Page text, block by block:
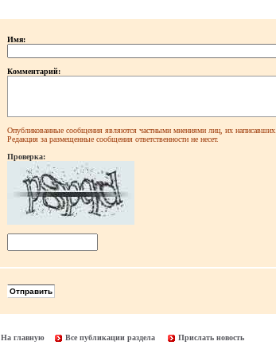
Имя:
Комментарий:
Опубликованные сообщения являются частными мнениями лиц, их написавших.
Редакция за размещенные сообщения ответственности не несет.
Проверка:
На главную Все публикации раздела Прислать новость